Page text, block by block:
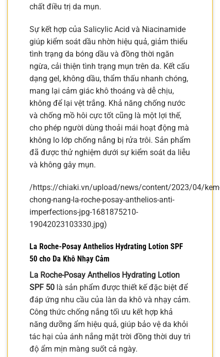
chất điều trị da mụn.
Sự kết hợp của Salicylic Acid và Niacinamide
giúp kiểm soát dầu nhờn hiệu quả, giảm thiểu
tình trạng da bóng dầu và đồng thời ngăn
ngừa, cải thiện tình trạng mụn trên da. Kết cấu
dạng gel, không dầu, thẩm thấu nhanh chóng,
mang lại cảm giác khô thoáng và dễ chịu,
không để lại vệt trắng. Khả năng chống nước
và chống mồ hôi cực tốt cũng là một lợi thế,
cho phép người dùng thoải mái hoạt động mà
không lo lớp chống nắng bị rửa trôi. Sản phẩm
đã được thử nghiệm dưới sự kiểm soát da liễu
và không gây mụn.
/https://chiaki.vn/upload/news/content/2023/04/
chong-nang-la-roche-posay-anthelios-anti-
imperfections-jpg-1681875210-
19042023103330.jpg)
La Roche-Posay Anthelios Hydrating Lotion SPF
50 cho Da Khô Nhạy Cảm
La Roche-Posay Anthelios Hydrating Lotion
SPF 50 là sản phẩm được thiết kế đặc biệt để
đáp ứng nhu cầu của làn da khô và nhạy cảm.
Công thức chống nắng tối ưu kết hợp khả
năng dưỡng ẩm hiệu quả, giúp bảo vệ da khỏi
tác hại của ánh nắng mặt trời đồng thời duy trì
độ ẩm mịn màng suốt cả ngày.